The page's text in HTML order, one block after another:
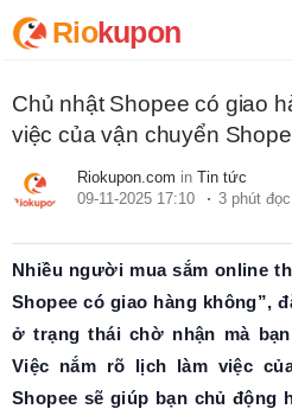
Riokupon
Chủ nhật Shopee có giao
việc của vận chuyển
Riokupon.com in Tin tức
09-11-2025 17:10
3 phút đọc
Nhiều người mua sắm online
Shopee có giao hàng không”,
ở trạng thái chờ nhận mà
Việc nắm rõ lịch làm việc
Shopee sẽ giúp bạn chủ động